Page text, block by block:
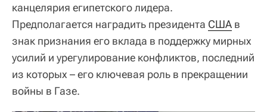
канцелярия египетского лидера.
Предполагается наградить президента США в
знак признания его вклада в поддержку мирных
усилий и урегулирование конфликтов, последний
из которых – его ключевая роль в прекращении
войны в Газе.